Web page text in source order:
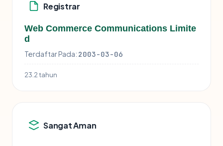
Registrar
Web Commerce Communications Limite
d
Terdaftar Pada: 2003-03-06
23.2 tahun
Sangat Aman